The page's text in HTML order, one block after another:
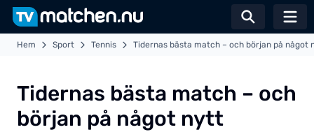
Växla
Hem Sport Tennis Tidernas bästa match – och början på något
Tidernas bästa match – och
början på något nytt